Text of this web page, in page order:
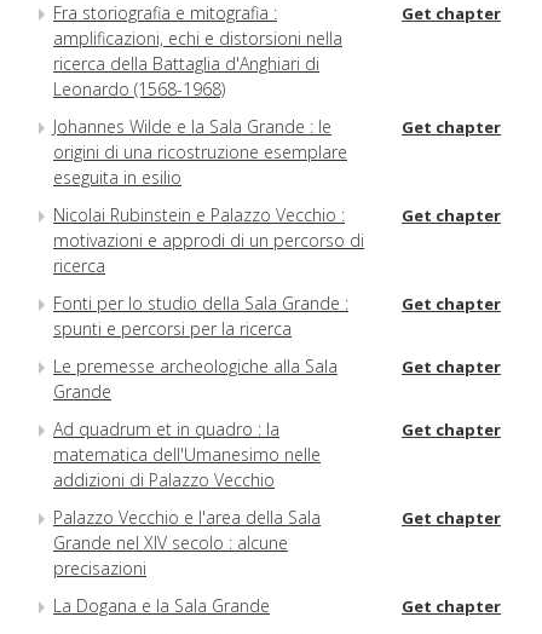
Fra storiografia e mitografia :
amplificazioni, echi e distorsioni nella
ricerca della Battaglia d'Anghiari di
Leonardo (1568-1968)
Get chapter
Johannes Wilde e la Sala Grande : le
origini di una ricostruzione esemplare
eseguita in esilio
Get chapter
Nicolai Rubinstein e Palazzo Vecchio :
motivazioni e approdi di un percorso di
ricerca
Get chapter
Fonti per lo studio della Sala Grande :
spunti e percorsi per la ricerca
Get chapter
Le premesse archeologiche alla Sala
Grande
Get chapter
Ad quadrum et in quadro : la
matematica dell'Umanesimo nelle
addizioni di Palazzo Vecchio
Get chapter
Palazzo Vecchio e l'area della Sala
Grande nel XIV secolo : alcune
precisazioni
Get chapter
La Dogana e la Sala Grande Get chapter